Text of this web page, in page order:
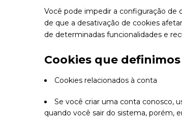
Você pode impedir a configuração de
de que a desativação de cookies
de determinadas funcionalidades e
Cookies que definimos
Cookies relacionados à conta
Se você criar uma conta conosco,
quando você sair do sistema, porém,